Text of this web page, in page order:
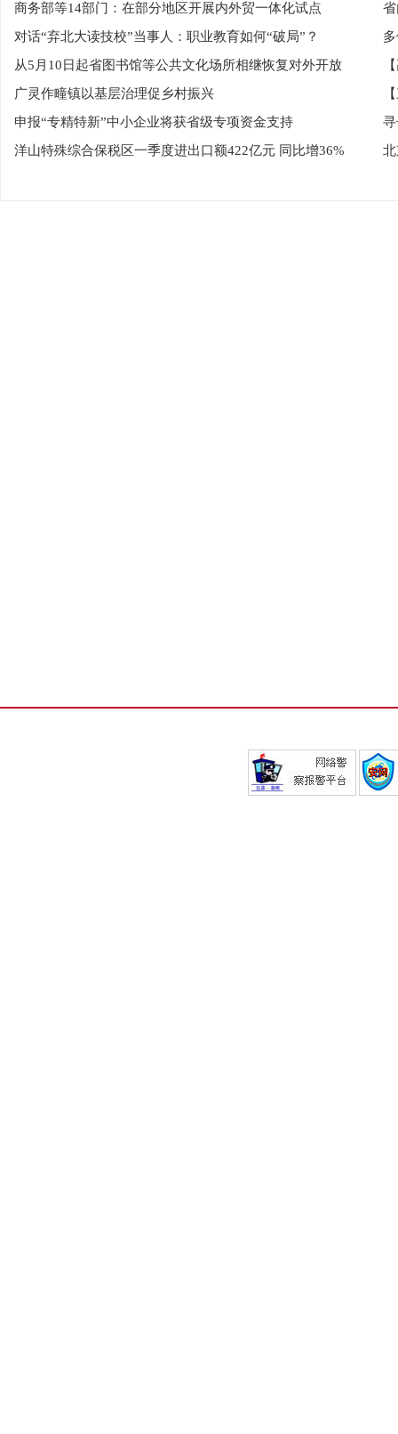
商务部等14部门：在部分地区开展内外贸一体化试点
对话“弃北大读技校”当事人：职业教育如何“破局”？
从5月10日起省图书馆等公共文化场所相继恢复对外开放
广灵作疃镇以基层治理促乡村振兴
申报“专精特新”中小企业将获省级专项资金支持
洋山特殊综合保税区一季度进出口额422亿元 同比增36%